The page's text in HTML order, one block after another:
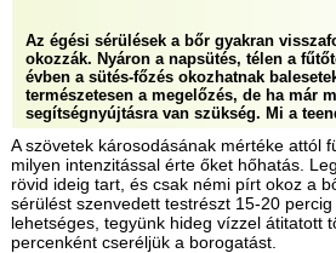
Az égési sérülések a bőr gyakran
okozzák. Nyáron a napsütés, télen a
évben a sütés-főzés okozhatnak
természetesen a megelőzés, de ha már
segítségnyújtásra van szükség. Mi a
A szövetek károsodásának mértéke attól
milyen intenzitással érte őket hőhatás.
rövid ideig tart, és csak némi pírt okoz a
sérülést szenvedett testrészt 15-20
lehetséges, tegyünk hideg vízzel átitatott
percenként cseréljük a borogatást.